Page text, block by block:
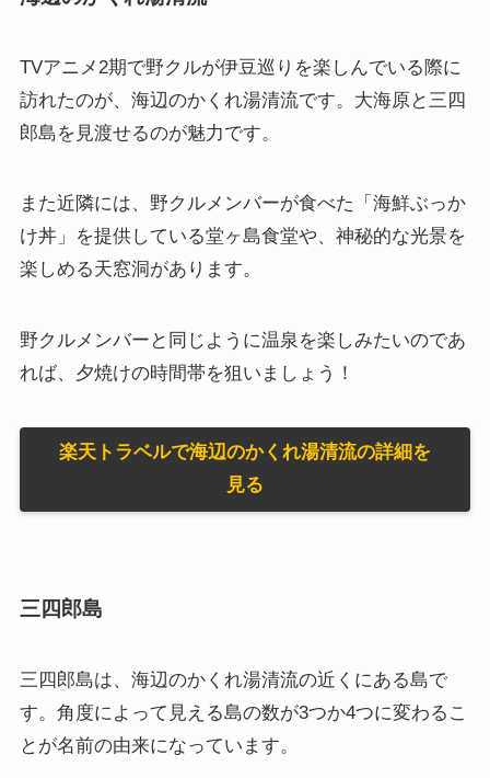
TVアニメ2期で野クルが伊豆巡りを楽しんでいる際に
訪れたのが、海辺のかくれ湯清流です。大海原と三四
郎島を見渡せるのが魅力です。
また近隣には、野クルメンバーが食べた「海鮮ぶっか
け丼」を提供している堂ヶ島食堂や、神秘的な光景を
楽しめる天窓洞があります。
野クルメンバーと同じように温泉を楽しみたいのであ
れば、夕焼けの時間帯を狙いましょう！
楽天トラベルで海辺のかくれ湯清流の詳細を
見る
三四郎島
三四郎島は、海辺のかくれ湯清流の近くにある島で
す。角度によって見える島の数が3つか4つに変わるこ
とが名前の由来になっています。